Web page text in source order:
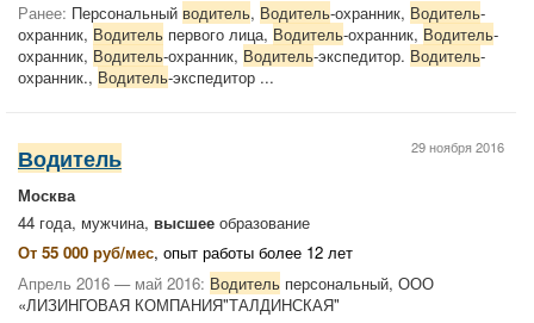
Ранее: Персональный водитель, Водитель-охранник, Водитель-
охранник, Водитель первого лица, Водитель-охранник, Водитель-
охранник, Водитель-охранник, Водитель-экспедитор. Водитель-
охранник., Водитель-экспедитор ...
29 ноября 2016
Водитель
Москва
44 года, мужчина, высшее образование
От 55 000 руб/мес, опыт работы более 12 лет
Апрель 2016 — май 2016: Водитель персональный, ООО
«ЛИЗИНГОВАЯ КОМПАНИЯ"ТАЛДИНСКАЯ"